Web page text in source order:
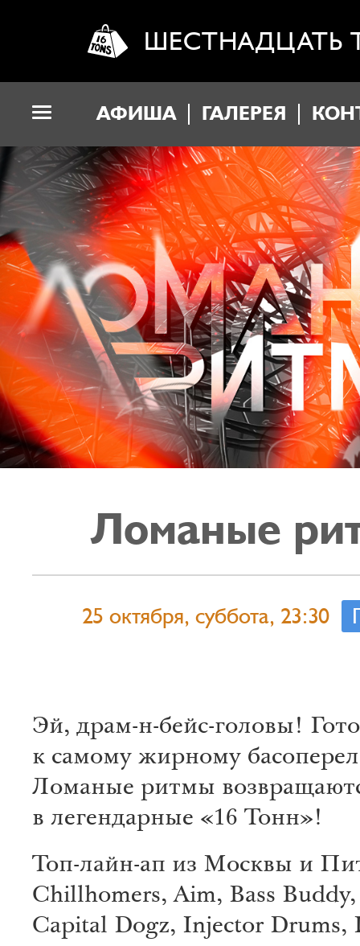
ШЕСТНАДЦАТЬ
АФИША ГАЛЕРЕЯ
Ломаные
25 октября, суббота, 23:30
Эй, драм-н-бейс-головы!
к самому жирному
Ломаные ритмы
в легендарные «16 Тонн»!
Топ-лайн-ап из Москвы и
Chillhomers, Aim, Bass
Capital Dogz, Injector Drums,